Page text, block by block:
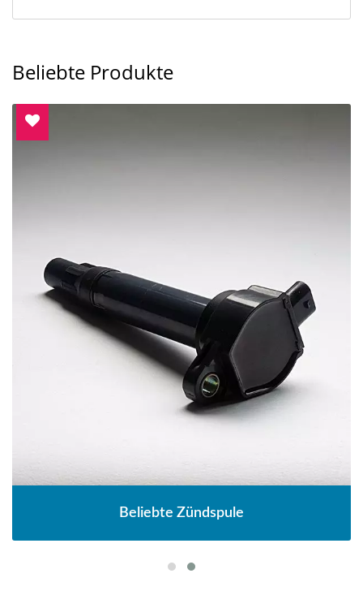
Beliebte Produkte
Beliebte Zündspule